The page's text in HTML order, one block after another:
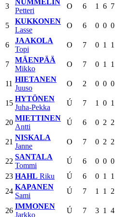
3
NUMMELIN
Petteri
O 6 1 6 7
5
KUKKONEN
Lasse
O 6 0 0 0
6
JAAKOLA
Topi
O 7 0 1 1
7
MÄENPÄÄ
Mikko
O 7 0 1 1
11
HIETANEN
Juuso
O 2 0 0 0
15
HYTÖNEN
Juha-Pekka
Ú 7 1 0 1
20
MIETTINEN
Antti
Ú 6 0 2 2
21
NISKALA
Janne
O 7 0 2 2
22
SANTALA
Tommi
Ú 6 0 0 0
23 HAHL Riku Ú 6 0 1 1
24
KAPANEN
Sami
Ú 7 1 1 2
26
IMMONEN
Jarkko
Ú 7 3 1 4